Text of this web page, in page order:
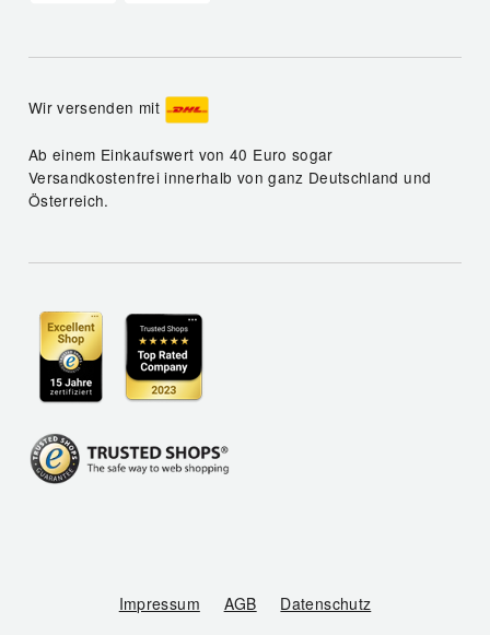
Wir versenden mit
Ab einem Einkaufswert von 40 Euro sogar
Versandkostenfrei innerhalb von ganz Deutschland und
Österreich.
Impressum AGB Datenschutz